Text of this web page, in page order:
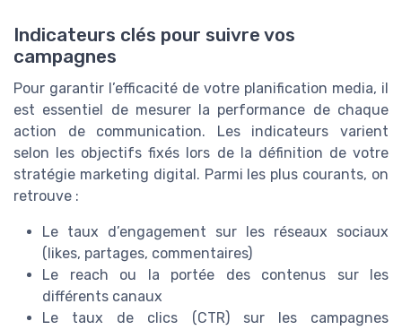
Indicateurs clés pour suivre vos
campagnes
Pour garantir l’efficacité de votre planification media, il
est essentiel de mesurer la performance de chaque
action de communication. Les indicateurs varient
selon les objectifs fixés lors de la définition de votre
stratégie marketing digital. Parmi les plus courants, on
retrouve :
Le taux d’engagement sur les réseaux sociaux
(likes, partages, commentaires)
Le reach ou la portée des contenus sur les
différents canaux
Le taux de clics (CTR) sur les campagnes